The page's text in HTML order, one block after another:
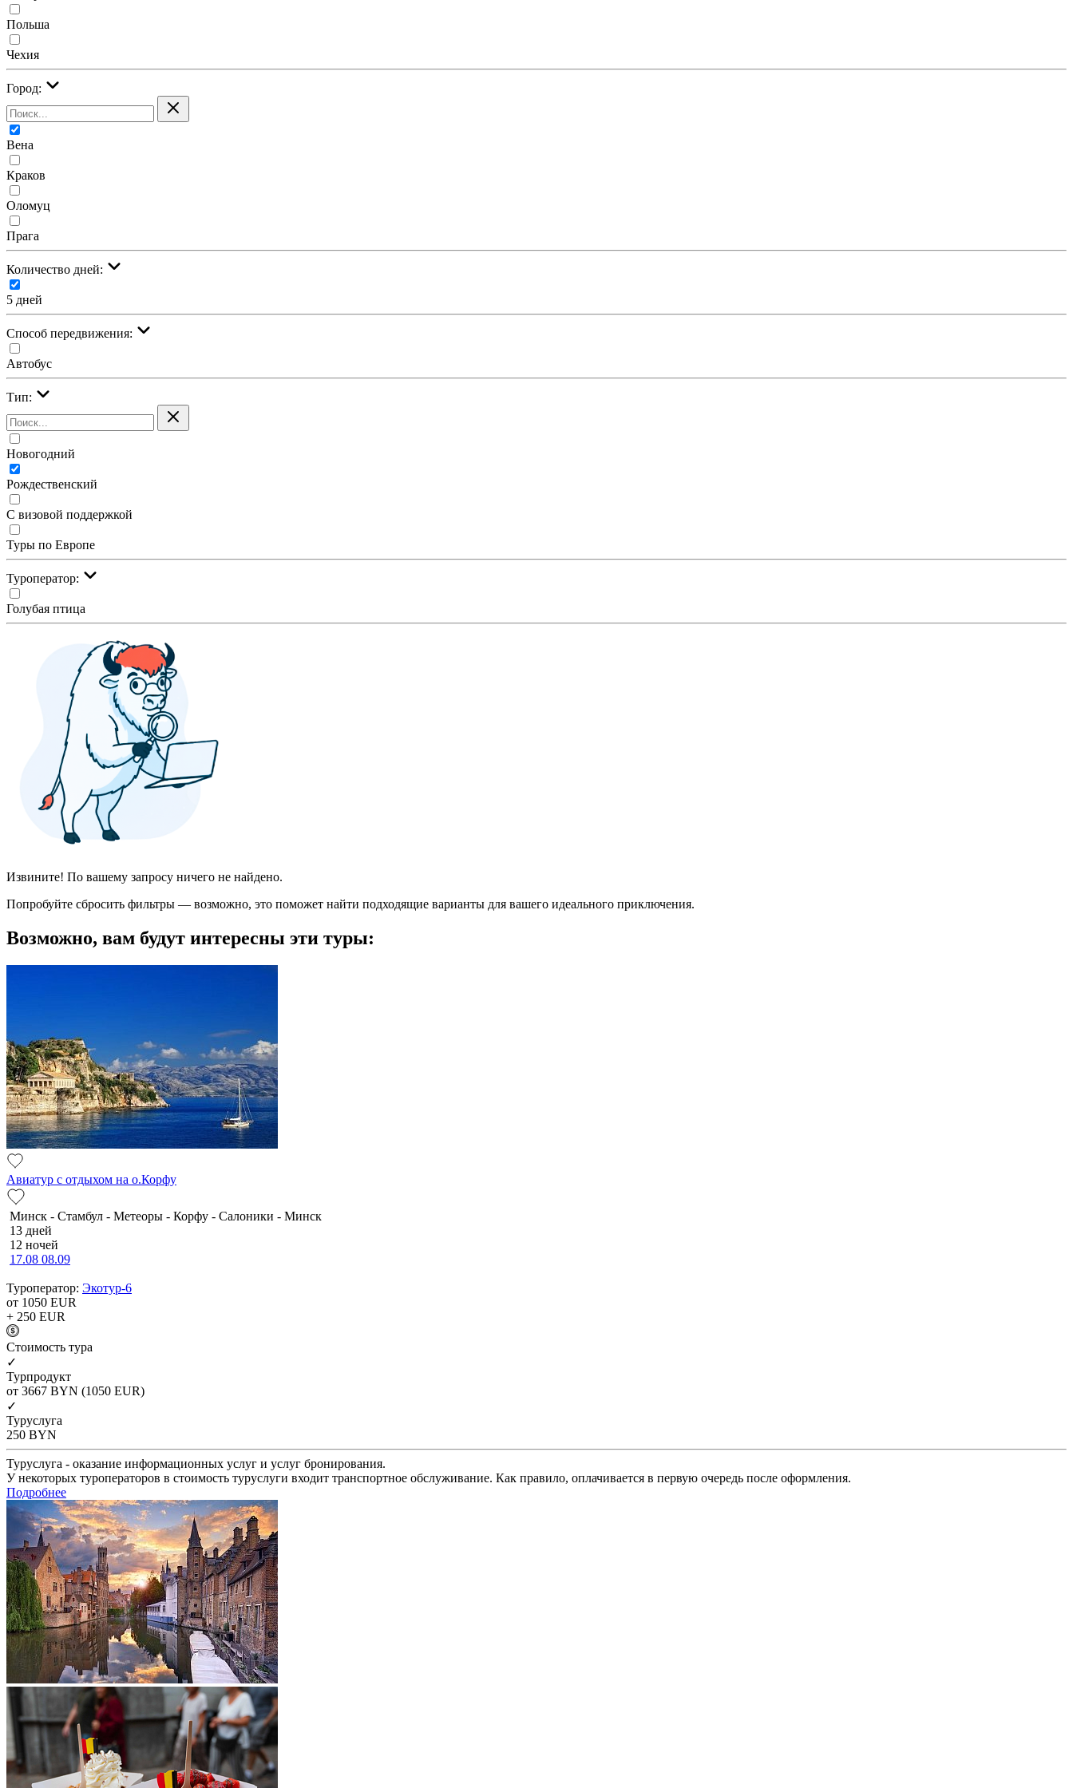
Польша
Чехия
Город:
Вена
Краков
Оломуц
Прага
Количество дней:
5 дней
Cпособ передвижения:
Автобус
Тип:
Новогодний
Рождественский
С визовой поддержкой
Туры по Европе
Туроператор:
Голубая птица
Извините! По вашему запросу ничего не найдено.
Попробуйте сбросить фильтры — возможно, это поможет найти подходящие варианты для вашего идеального приключения.
Возможно, вам будут интересны эти туры:
Авиатур с отдыхом на о.Корфу
Минск - Стамбул - Метеоры - Корфу - Салоники - Минск
13 дней
12 ночей
17.08 08.09
Туроператор: Экотур-6
от 1050 EUR
+ 250 EUR
Cтоимость тура
✓
Турпродукт
от 3667 BYN (1050 EUR)
✓
Туруслуга
250 BYN
Туруслуга - оказание информационных услуг и услуг бронирования.
У некоторых туроператоров в стоимость туруслуги входит транспортное обслуживание. Как правило, оплачивается в первую очередь после оформления.
Подробнее